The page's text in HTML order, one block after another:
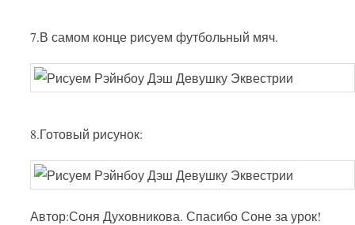
7.В самом конце рисуем футбольный мяч.
8.Готовый рисунок:
Автор:Соня Духовникова. Спасибо Соне за урок!